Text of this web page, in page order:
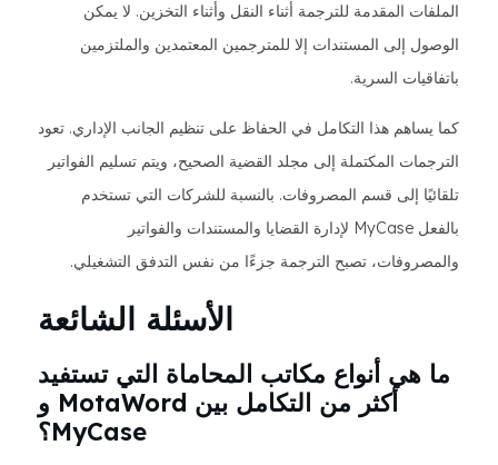
الملفات المقدمة للترجمة أثناء النقل وأثناء التخزين. لا يمكن
الوصول إلى المستندات إلا للمترجمين المعتمدين والملتزمين
باتفاقيات السرية.
كما يساهم هذا التكامل في الحفاظ على تنظيم الجانب الإداري. تعود
الترجمات المكتملة إلى مجلد القضية الصحيح، ويتم تسليم الفواتير
تلقائيًا إلى قسم المصروفات. بالنسبة للشركات التي تستخدم
بالفعل MyCase لإدارة القضايا والمستندات والفواتير
والمصروفات، تصبح الترجمة جزءًا من نفس التدفق التشغيلي.
الأسئلة الشائعة
ما هي أنواع مكاتب المحاماة التي تستفيد
أكثر من التكامل بين MotaWord و
MyCase؟